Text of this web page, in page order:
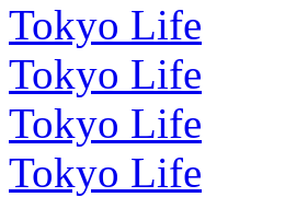
Tokyo Life
Tokyo Life
Tokyo Life
Tokyo Life